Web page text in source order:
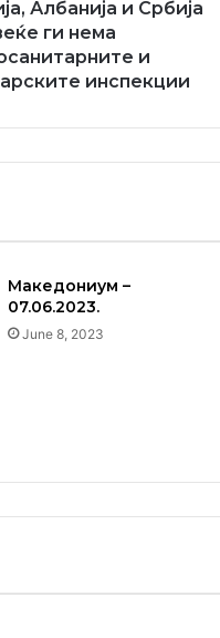
Албанија и Србија
ги нема
и
инспекции
Македониум –
07.06.2023.
June 8, 2023